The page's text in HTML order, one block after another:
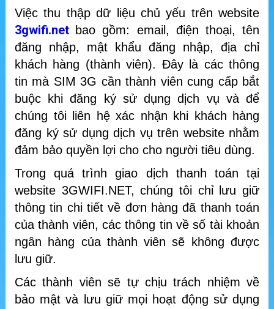
Việc thu thập dữ liệu chủ yếu trên website
3gwifi.net bao gồm: email, điện thoại, tên
đăng nhập, mật khẩu đăng nhập, địa chỉ
khách hàng (thành viên). Đây là các thông
tin mà SIM 3G cần thành viên cung cấp bắt
buộc khi đăng ký sử dụng dịch vụ và để
chúng tôi liên hệ xác nhận khi khách hàng
đăng ký sử dụng dịch vụ trên website nhằm
đảm bảo quyền lợi cho cho người tiêu dùng.
Trong quá trình giao dịch thanh toán tại
website 3GWIFI.NET, chúng tôi chỉ lưu giữ
thông tin chi tiết về đơn hàng đã thanh toán
của thành viên, các thông tin về số tài khoản
ngân hàng của thành viên sẽ không được
lưu giữ.
Các thành viên sẽ tự chịu trách nhiệm về
bảo mật và lưu giữ mọi hoạt động sử dụng